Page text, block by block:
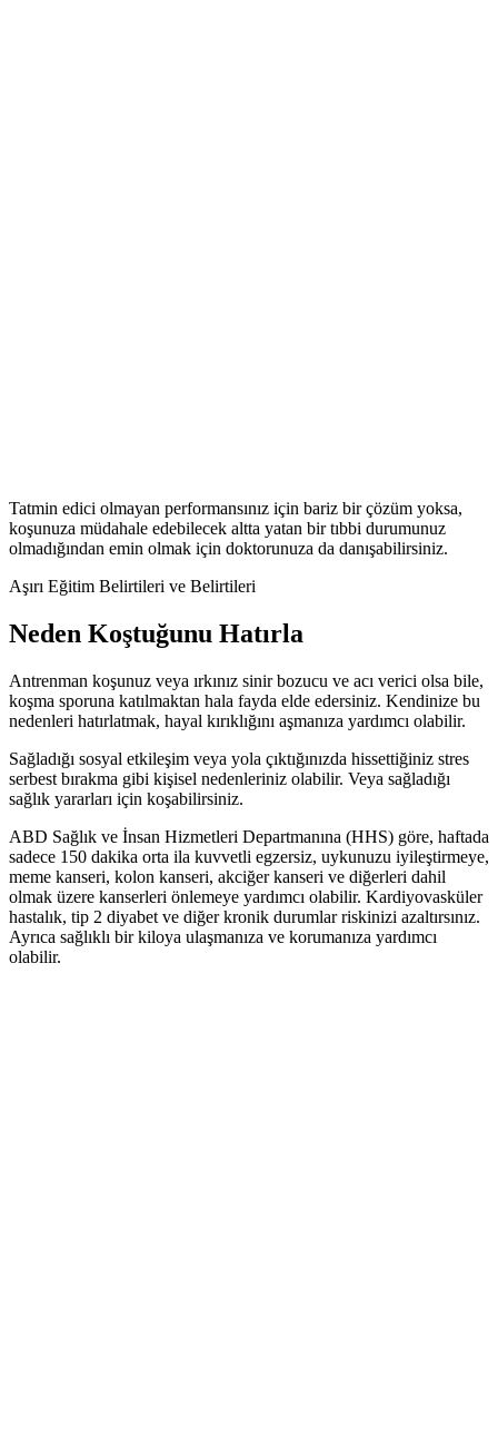
Tatmin edici olmayan performansınız için bariz bir çözüm yoksa,
koşunuza müdahale edebilecek altta yatan bir tıbbi durumunuz
olmadığından emin olmak için doktorunuza da danışabilirsiniz.
Aşırı Eğitim Belirtileri ve Belirtileri
Neden Koştuğunu Hatırla
Antrenman koşunuz veya ırkınız sinir bozucu ve acı verici olsa bile,
koşma sporuna katılmaktan hala fayda elde edersiniz. Kendinize bu
nedenleri hatırlatmak, hayal kırıklığını aşmanıza yardımcı olabilir.
Sağladığı sosyal etkileşim veya yola çıktığınızda hissettiğiniz stres
serbest bırakma gibi kişisel nedenleriniz olabilir. Veya sağladığı
sağlık yararları için koşabilirsiniz.
ABD Sağlık ve İnsan Hizmetleri Departmanına (HHS) göre, haftada
sadece 150 dakika orta ila kuvvetli egzersiz, uykunuzu iyileştirmeye,
meme kanseri, kolon kanseri, akciğer kanseri ve diğerleri dahil
olmak üzere kanserleri önlemeye yardımcı olabilir. Kardiyovasküler
hastalık, tip 2 diyabet ve diğer kronik durumlar riskinizi azaltırsınız.
Ayrıca sağlıklı bir kiloya ulaşmanıza ve korumanıza yardımcı
olabilir.